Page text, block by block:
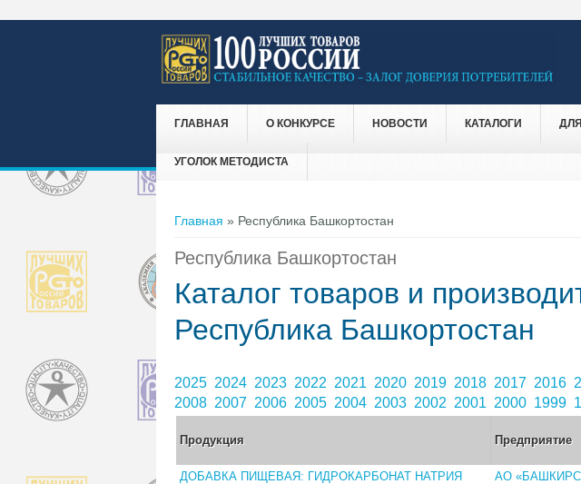
ГЛАВНАЯ О КОНКУРСЕ НОВОСТИ КАТАЛОГИ
УГОЛОК МЕТОДИСТА
Вы здесь
Главная » Республика Башкортостан
Республика Башкортостан
Каталог товаров и
Республика Башкортостан
2025 2024 2023 2022 2021 2020 2019 2018 2017 2016
2008 2007 2006 2005 2004 2003 2002 2001 2000 1999
Продукция Предприятие
ДОБАВКА ПИЩЕВАЯ: ГИДРОКАРБОНАТ НАТРИЯ
АО